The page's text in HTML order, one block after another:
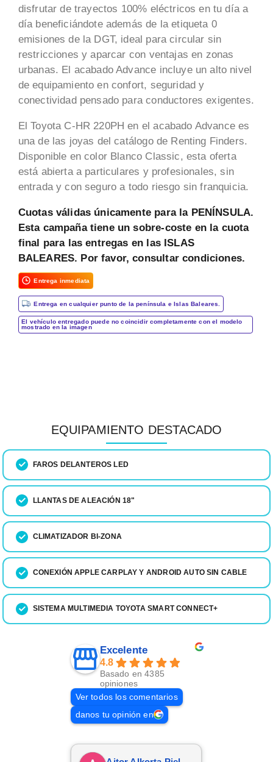
disfrutar de trayectos 100% eléctricos en tu día a
día beneficiándote además de la etiqueta 0
emisiones de la DGT, ideal para circular sin
restricciones y aparcar con ventajas en zonas
urbanas. El acabado Advance incluye un alto nivel
de equipamiento en confort, seguridad y
conectividad pensado para conductores exigentes.
El Toyota C-HR 220PH en el acabado Advance es
una de las joyas del catálogo de Renting Finders.
Disponible en color Blanco Classic, esta oferta
está abierta a particulares y profesionales, sin
entrada y con seguro a todo riesgo sin franquicia.
Cuotas válidas únicamente para la PENÍNSULA.
Esta campaña tiene un sobre-coste en la cuota
final para las entregas en las ISLAS
BALEARES. Por favor, consultar condiciones.
Entrega inmediata
Entrega en cualquier punto de la península e Islas Baleares.
El vehículo entregado puede no coincidir completamente con el modelo
mostrado en la imagen
EQUIPAMIENTO DESTACADO
FAROS DELANTEROS LED
LLANTAS DE ALEACIÓN 18"
CLIMATIZADOR BI-ZONA
CONEXIÓN APPLE CARPLAY Y ANDROID AUTO SIN CABLE
SISTEMA MULTIMEDIA TOYOTA SMART CONNECT+
Excelente
4.8
Basado en 4385
opiniones
Ver todos los comentarios
danos tu opinión en